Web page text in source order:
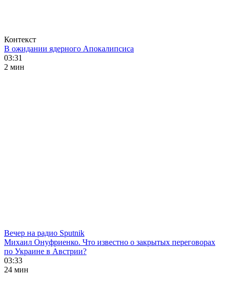
Контекст
В ожидании ядерного Апокалипсиса
03:31
2 мин
Вечер на радио Sputnik
Михаил Онуфриенко. Что известно о закрытых переговорах
по Украине в Австрии?
03:33
24 мин